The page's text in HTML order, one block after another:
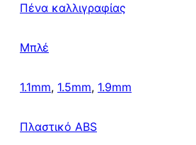
Πένα καλλιγραφίας
Μπλέ
1.1mm, 1.5mm, 1.9mm
Πλαστικό ABS